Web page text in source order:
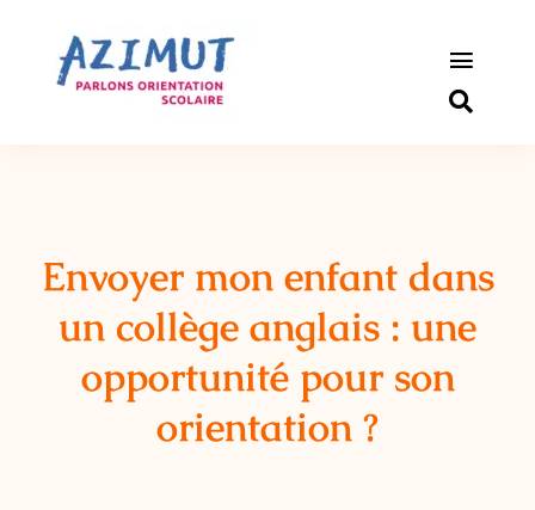
contenu
Toggle
Qui
Actualités
Envoyer mon enfant dans
un collège anglais : une
opportunité pour son
orientation ?